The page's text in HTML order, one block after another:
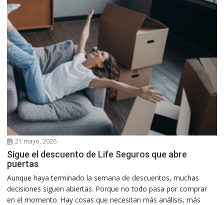
21 mayo, 2026
Sigue el descuento de Life Seguros que abre
puertas
Aunque haya terminado la semana de descuentos, muchas
decisiones siguen abiertas. Porque no todo pasa por comprar
en el momento. Hay cosas que necesitan más análisis, más